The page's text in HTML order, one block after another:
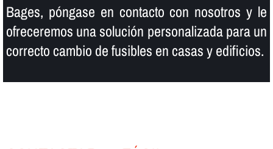
Bages, póngase en contacto con nosotros y le
ofreceremos una solución personalizada para un
correcto cambio de fusibles en casas y edificios.